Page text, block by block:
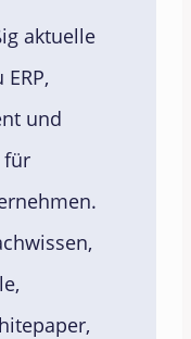
aktuelle
und
für